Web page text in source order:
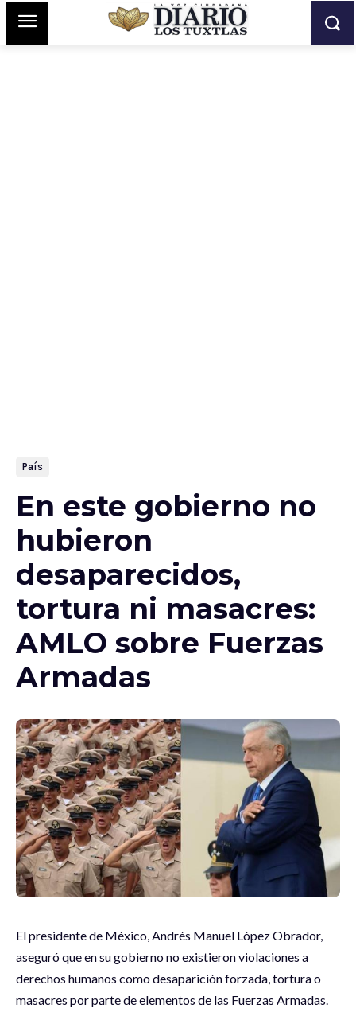
País
En este gobierno no
hubieron
desaparecidos,
tortura ni masacres:
AMLO sobre Fuerzas
Armadas
El presidente de México, Andrés Manuel López Obrador,
aseguró que en su gobierno no existieron violaciones a
derechos humanos como desaparición forzada, tortura o
masacres por parte de elementos de las Fuerzas Armadas.